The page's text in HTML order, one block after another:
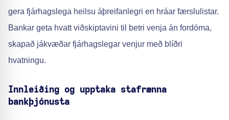
gera fjárhagslega heilsu áþreifanlegri en hráar færslulistar.
Bankar geta hvatt viðskiptavini til betri venja án fordóma,
skapað jákvæðar fjárhagslegar venjur með blíðri
hvatningu.
Innleiðing og upptaka stafrænna
bankþjónusta